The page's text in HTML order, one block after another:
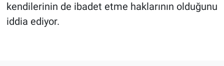
kendilerinin de ibadet etme haklarının olduğunu
iddia ediyor.